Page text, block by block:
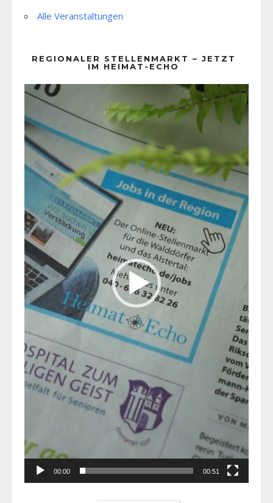
Alle Veranstaltungen
REGIONALER STELLENMARKT – JETZT
IM HEIMAT-ECHO
Player
00:00 00:51